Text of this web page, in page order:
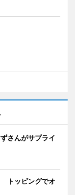
さんがサプライ
トッピングでオ